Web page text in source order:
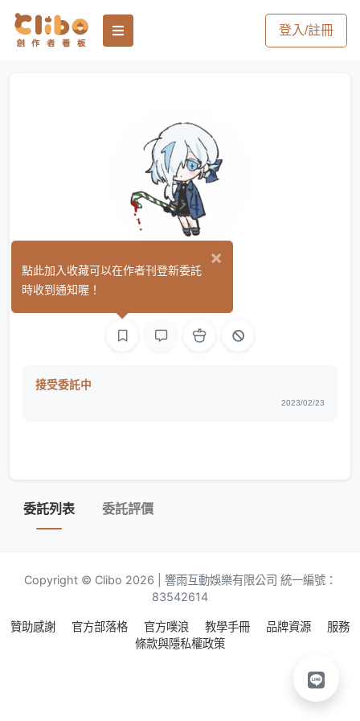
登入/註冊
傻傻 (0)
接受委託中
2023/02/23
委託列表 委託評價
Copyright © Clibo 2026 | 響雨互動娛樂有限公司 統一編號：
83542614
贊助感謝 官方部落格 官方噗浪 教學手冊 品牌資源
服務
條款與隱私權政策
×
點此加入收藏可以在作者刊登新委託
時收到通知喔！